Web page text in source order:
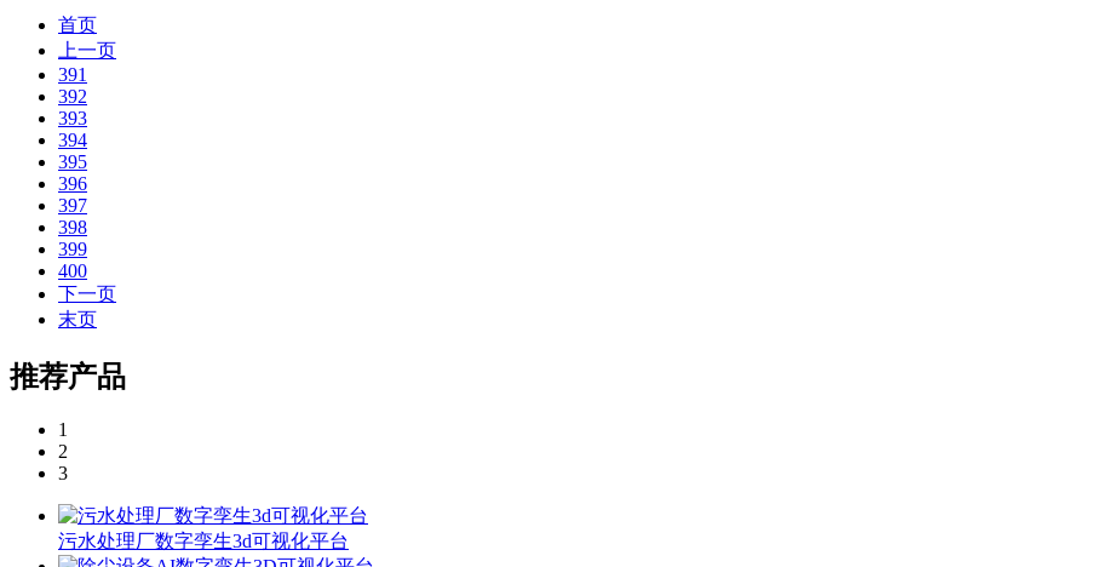
首页
上一页
391
392
393
394
395
396
397
398
399
400
下一页
末页
推荐产品
1
2
3
污水处理厂数字孪生3d可视化平台